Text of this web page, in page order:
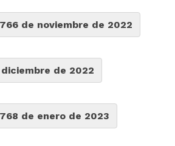
de noviembre de 2022
de 2022
de enero de 2023